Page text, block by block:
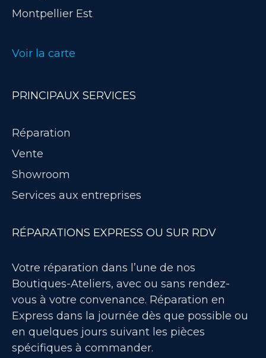
Montpellier Est
Voir la carte
PRINCIPAUX SERVICES
Réparation
Vente
Showroom
Services aux entreprises
RÉPARATIONS EXPRESS OU SUR RDV
Votre réparation dans l’une de nos
Boutiques-Ateliers, avec ou sans rendez-
vous à votre convenance. Réparation en
Express dans la journée dès que possible ou
en quelques jours suivant les pièces
spécifiques à commander.